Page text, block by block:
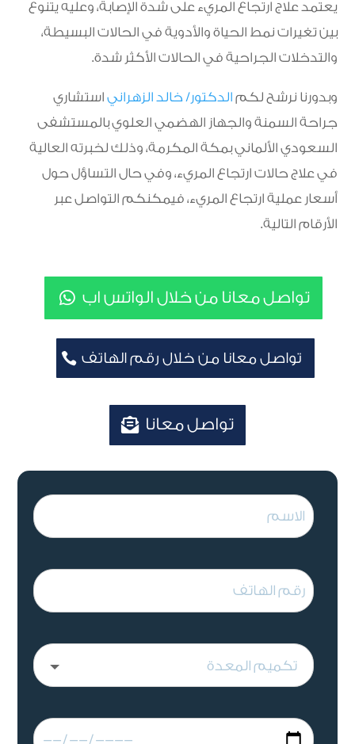
يعتمد علاج ارتجاع المريء على شدة الإصابة، وعليه يتنوع
بين تغيرات نمط الحياة والأدوية في الحالات البسيطة،
والتدخلات الجراحية في الحالات الأكثر شدة.
وبدورنا نرشح لكم الدكتور/ خالد الزهراني استشاري
جراحة السمنة والجهاز الهضمي العلوي بالمستشفى
السعودي الألماني بمكة المكرمة، وذلك لخبرته العالية
في علاج حالات ارتجاع المريء، وفي حال التساؤل حول
أسعار عملية ارتجاع المريء، فيمكنكم التواصل عبر
الأرقام التالية.
تواصل معانا من خلال الواتس اب
تواصل معانا من خلال رقم الهاتف
تواصل معانا